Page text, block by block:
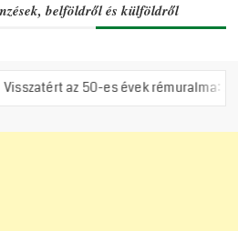
belföldről és külföldről
es évek rémuralma: Megszavazta